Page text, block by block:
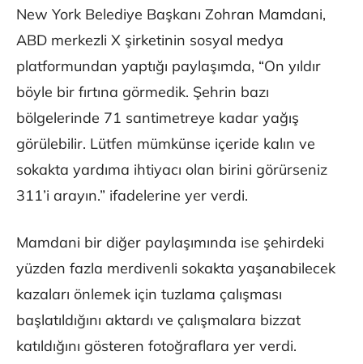
New York Belediye Başkanı Zohran Mamdani,
ABD merkezli X şirketinin sosyal medya
platformundan yaptığı paylaşımda, “On yıldır
böyle bir fırtına görmedik. Şehrin bazı
bölgelerinde 71 santimetreye kadar yağış
görülebilir. Lütfen mümkünse içeride kalın ve
sokakta yardıma ihtiyacı olan birini görürseniz
311’i arayın.” ifadelerine yer verdi.
Mamdani bir diğer paylaşımında ise şehirdeki
yüzden fazla merdivenli sokakta yaşanabilecek
kazaları önlemek için tuzlama çalışması
başlatıldığını aktardı ve çalışmalara bizzat
katıldığını gösteren fotoğraflara yer verdi.